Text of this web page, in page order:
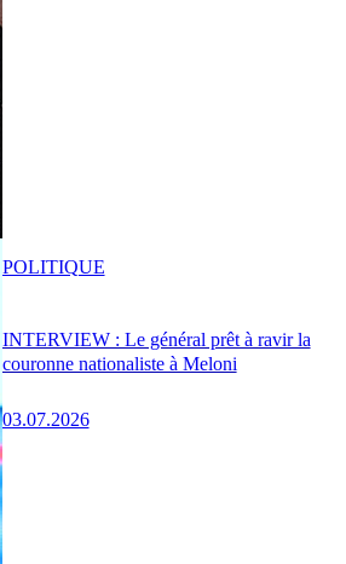
INTERVIEW : Le général prêt à ravir la
couronne nationaliste à Meloni
03.07.2026
POLITIQUE